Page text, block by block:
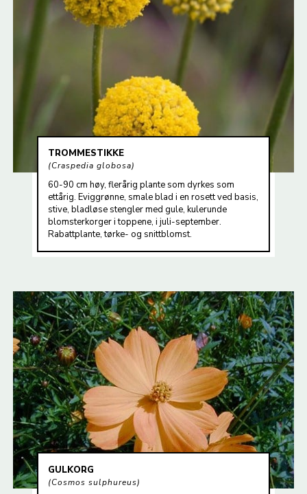
TROMMESTIKKE
Craspedia globosa
60-90 cm høy, flerårig plante som dyrkes som
ettårig. Eviggrønne, smale blad i en rosett ved basis,
stive, bladløse stengler med gule, kulerunde
blomsterkorger i toppene, i juli-september.
Rabattplante, tørke- og snittblomst.
GULKORG
Cosmos sulphureus